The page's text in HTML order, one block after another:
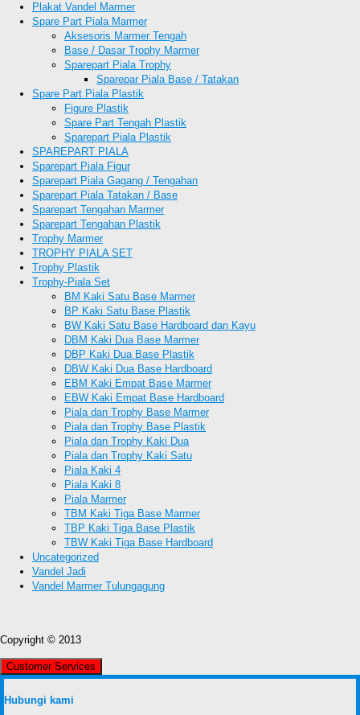
Plakat Vandel Marmer
Spare Part Piala Marmer
Aksesoris Marmer Tengah
Base / Dasar Trophy Marmer
Sparepart Piala Trophy
Sparepar Piala Base / Tatakan
Spare Part Piala Plastik
Figure Plastik
Spare Part Tengah Plastik
Sparepart Piala Plastik
SPAREPART PIALA
Sparepart Piala Figur
Sparepart Piala Gagang / Tengahan
Sparepart Piala Tatakan / Base
Sparepart Tengahan Marmer
Sparepart Tengahan Plastik
Trophy Marmer
TROPHY PIALA SET
Trophy Plastik
Trophy-Piala Set
BM Kaki Satu Base Marmer
BP Kaki Satu Base Plastik
BW Kaki Satu Base Hardboard dan Kayu
DBM Kaki Dua Base Marmer
DBP Kaki Dua Base Plastik
DBW Kaki Dua Base Hardboard
EBM Kaki Empat Base Marmer
EBW Kaki Empat Base Hardboard
Piala dan Trophy Base Marmer
Piala dan Trophy Base Plastik
Piala dan Trophy Kaki Dua
Piala dan Trophy Kaki Satu
Piala Kaki 4
Piala Kaki 8
Piala Marmer
TBM Kaki Tiga Base Marmer
TBP Kaki Tiga Base Plastik
TBW Kaki Tiga Base Hardboard
Uncategorized
Vandel Jadi
Vandel Marmer Tulungagung
Copyright © 2013
Customer Services
Hubungi kami